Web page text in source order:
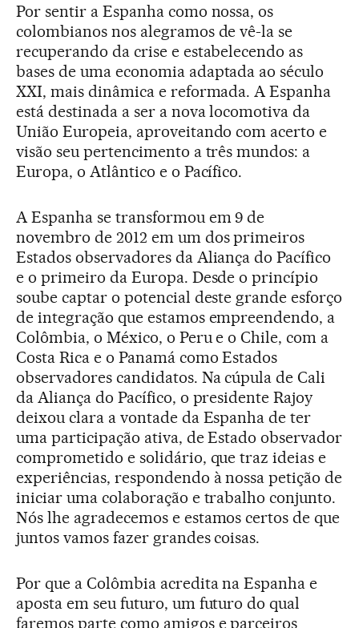
Por sentir a Espanha como nossa, os
colombianos nos alegramos de vê-la se
recuperando da crise e estabelecendo as
bases de uma economia adaptada ao século
XXI, mais dinâmica e reformada. A Espanha
está destinada a ser a nova locomotiva da
União Europeia, aproveitando com acerto e
visão seu pertencimento a três mundos: a
Europa, o Atlântico e o Pacífico.
A Espanha se transformou em 9 de
novembro de 2012 em um dos primeiros
Estados observadores da Aliança do Pacífico
e o primeiro da Europa. Desde o princípio
soube captar o potencial deste grande esforço
de integração que estamos empreendendo, a
Colômbia, o México, o Peru e o Chile, com a
Costa Rica e o Panamá como Estados
observadores candidatos. Na cúpula de Cali
da Aliança do Pacífico, o presidente Rajoy
deixou clara a vontade da Espanha de ter
uma participação ativa, de Estado observador
comprometido e solidário, que traz ideias e
experiências, respondendo à nossa petição de
iniciar uma colaboração e trabalho conjunto.
Nós lhe agradecemos e estamos certos de que
juntos vamos fazer grandes coisas.
Por que a Colômbia acredita na Espanha e
aposta em seu futuro, um futuro do qual
faremos parte como amigos e parceiros